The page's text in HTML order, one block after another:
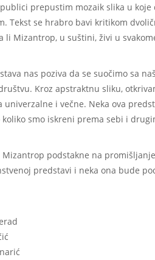
prepustim mozaik slika u
Tekst se hrabro bavi kritikom
li Mizantrop, u suštini, živi u
nas poziva da se suočimo sa
Kroz apstraktnu sliku,
univerzalne i večne. Neka ova
smo iskreni prema sebi i
Mizantrop podstakne na
predstavi i neka ona bude